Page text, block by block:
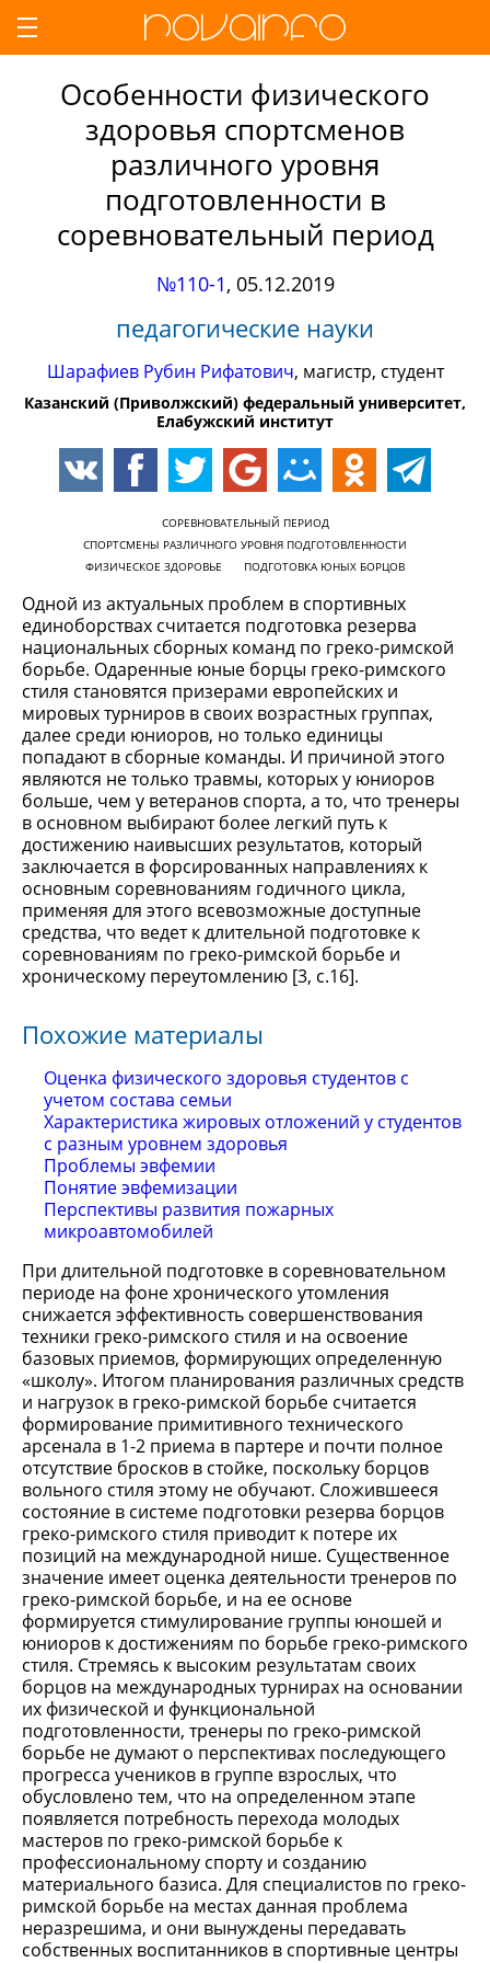
Особенности физического
здоровья спортсменов
различного уровня
подготовленности в
соревновательный период
№110-1, 05.12.2019
педагогические науки
Шарафиев Рубин Рифатович, магистр, студент
Казанский (Приволжский) федеральный университет,
Елабужский институт
СОРЕВНОВАТЕЛЬНЫЙ ПЕРИОД
СПОРТСМЕНЫ РАЗЛИЧНОГО УРОВНЯ ПОДГОТОВЛЕННОСТИ
ФИЗИЧЕСКОЕ ЗДОРОВЬЕ
ПОДГОТОВКА ЮНЫХ БОРЦОВ
Одной из актуальных проблем в спортивных
единоборствах считается подготовка резерва
национальных сборных команд по греко-римской
борьбе. Одаренные юные борцы греко-римского
стиля становятся призерами европейских и
мировых турниров в своих возрастных группах,
далее среди юниоров, но только единицы
попадают в сборные команды. И причиной этого
являются не только травмы, которых у юниоров
больше, чем у ветеранов спорта, а то, что тренеры
в основном выбирают более легкий путь к
достижению наивысших результатов, который
заключается в форсированных направлениях к
основным соревнованиям годичного цикла,
применяя для этого всевозможные доступные
средства, что ведет к длительной подготовке к
соревнованиям по греко-римской борьбе и
хроническому переутомлению [3, с.16].
Похожие материалы
Оценка физического здоровья студентов с
учетом состава семьи
Характеристика жировых отложений у студентов
с разным уровнем здоровья
Проблемы эвфемии
Понятие эвфемизации
Перспективы развития пожарных
микроавтомобилей
При длительной подготовке в соревновательном
периоде на фоне хронического утомления
снижается эффективность совершенствования
техники греко-римского стиля и на освоение
базовых приемов, формирующих определенную
«школу». Итогом планирования различных средств
и нагрузок в греко-римской борьбе считается
формирование примитивного технического
арсенала в 1-2 приема в партере и почти полное
отсутствие бросков в стойке, поскольку борцов
вольного стиля этому не обучают. Сложившееся
состояние в системе подготовки резерва борцов
греко-римского стиля приводит к потере их
позиций на международной нише. Существенное
значение имеет оценка деятельности тренеров по
греко-римской борьбе, и на ее основе
формируется стимулирование группы юношей и
юниоров к достижениям по борьбе греко-римского
стиля. Стремясь к высоким результатам своих
борцов на международных турнирах на основании
их физической и функциональной
подготовленности, тренеры по греко-римской
борьбе не думают о перспективах последующего
прогресса учеников в группе взрослых, что
обусловлено тем, что на определенном этапе
появляется потребность перехода молодых
мастеров по греко-римской борьбе к
профессиональному спорту и созданию
материального базиса. Для специалистов по греко-
римской борьбе на местах данная проблема
неразрешима, и они вынуждены передавать
собственных воспитанников в спортивные центры